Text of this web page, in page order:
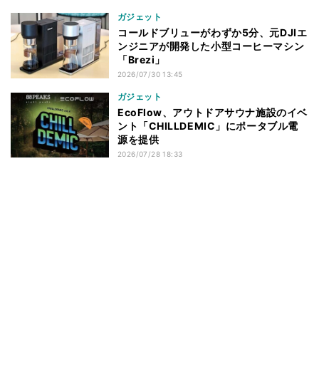
ガジェット
コールドブリューがわずか5分、元DJIエ
ンジニアが開発した小型コーヒーマシン
「Brezi」
2026/07/30 13:45
ガジェット
EcoFlow、アウトドアサウナ施設のイベ
ント「CHILLDEMIC」にポータブル電
源を提供
2026/07/28 18:33